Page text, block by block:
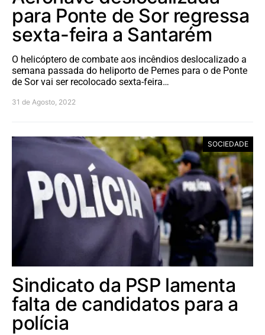
para Ponte de Sor regressa
sexta-feira a Santarém
O helicóptero de combate aos incêndios deslocalizado a
semana passada do heliporto de Pernes para o de Ponte
de Sor vai ser recolocado sexta-feira…
31 de Agosto, 2022
SOCIEDADE
Sindicato da PSP lamenta
falta de candidatos para a
polícia